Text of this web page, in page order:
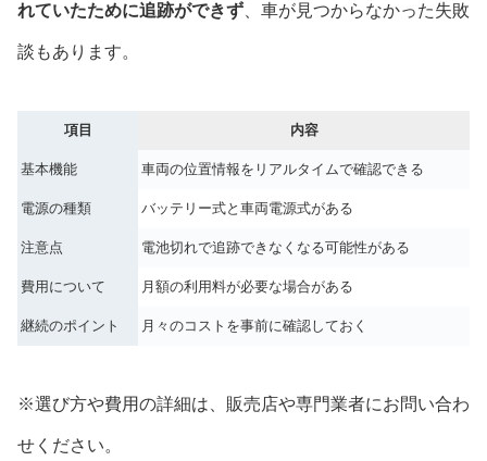
れていたために追跡ができず 、車が見つからなかった失敗
談もあります。
項目 内容
基本機能 車両の位置情報をリアルタイムで確認できる
電源の種類 バッテリー式と車両電源式がある
注意点 電池切れで追跡できなくなる可能性がある
費用について 月額の利用料が必要な場合がある
継続のポイント 月々のコストを事前に確認しておく
※選び方や費用の詳細は、販売店や専門業者にお問い合わ
せください。